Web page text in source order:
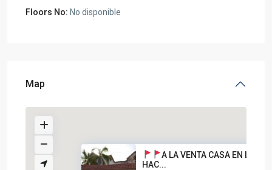
Floors No: No disponible
Map
A LA VENTA CASA EN LAS
HAC...